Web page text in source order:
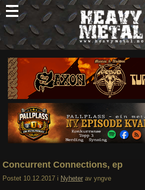
Skip
to
content
Nyheter
Omtaler
Intervjuer
Om oss
Abonner
Søk
Concurrent Connections, ep
Postet 10.12.2017 i Nyheter av yngve